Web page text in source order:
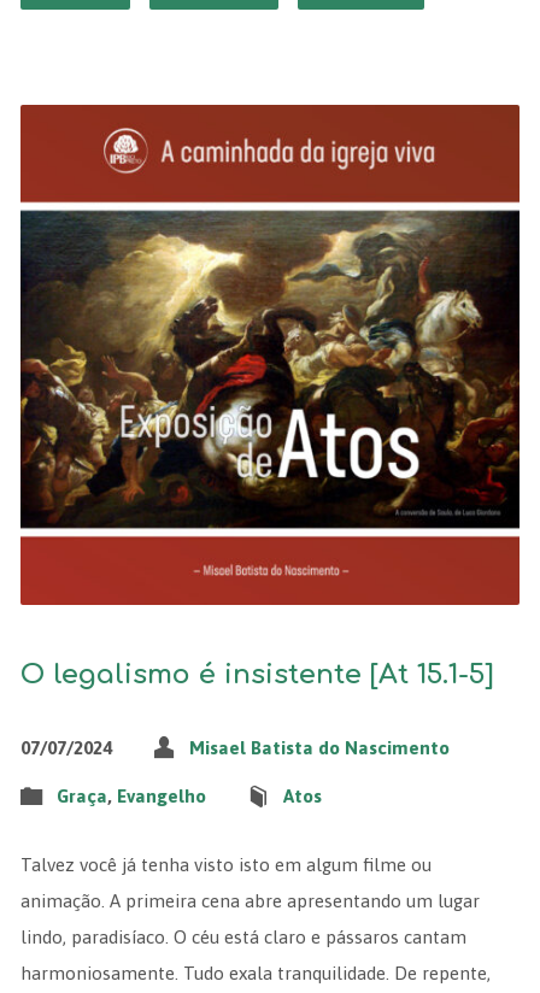
O legalismo é insistente [At 15.1-5]
07/07/2024 Misael Batista do Nascimento
Graça, Evangelho Atos
Talvez você já tenha visto isto em algum filme ou
animação. A primeira cena abre apresentando um lugar
lindo, paradisíaco. O céu está claro e pássaros cantam
harmoniosamente. Tudo exala tranquilidade. De repente,